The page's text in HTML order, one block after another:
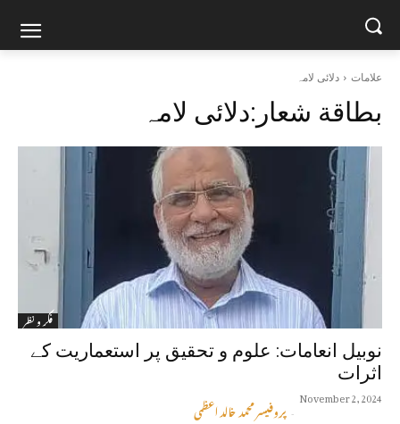
علامات دلائی لامہ
بطاقة شعار:دلائی لامہ
فکر و نظر
نوبیل انعامات: علوم و تحقیق پر استعماریت کے
اثرات
پروفیسر محمد خالد اعظمی -
November 2, 2024